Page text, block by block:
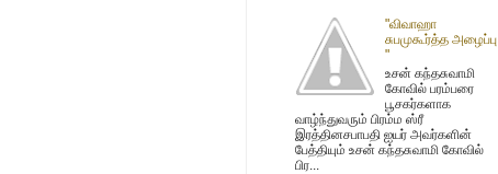
"விவாஹா
சுபமுகூர்த்த அழைப்பு
"
உசன் கந்தசுவாமி
கோவில் பரம்பரை
பூசகர்களாக
வாழ்ந்துவரும் பிரம்ம ஸ்ரீ
இரத்தினசபாபதி ஐயர் அவர்களின்
பேத்தியும் உசன் கந்தசுவாமி கோவில்
பிர...